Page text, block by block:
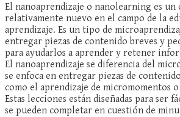
El nanoaprendizaje o nanolearning es un
relativamente nuevo en el campo de la
aprendizaje. Es un tipo de
entregar piezas de contenido breves y
para ayudarlos a aprender y retener
El nanoaprendizaje se diferencia del
se enfoca en entregar piezas de
como el aprendizaje de micromomentos
Estas lecciones están diseñadas para ser
se pueden completar en cuestión de